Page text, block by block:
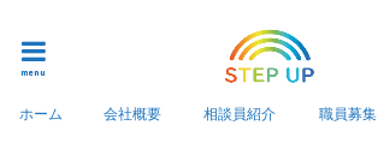
menu
ホーム 会社概要 相談員紹介 職員募集